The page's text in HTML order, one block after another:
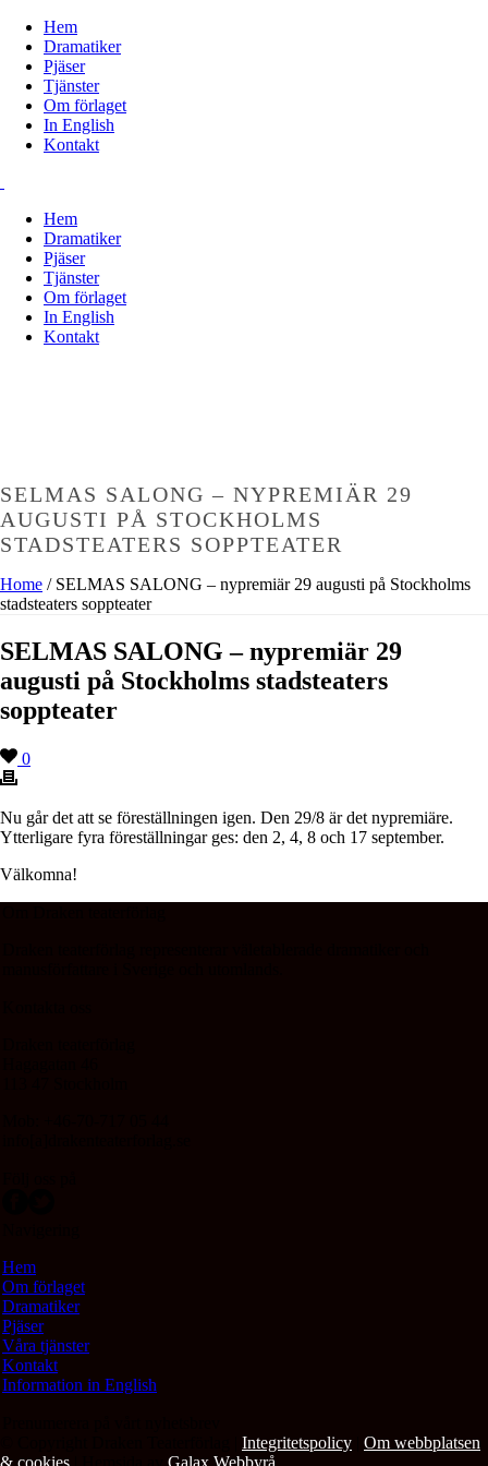
Hem
Dramatiker
Pjäser
Tjänster
Om förlaget
In English
Kontakt
Hem
Dramatiker
Pjäser
Tjänster
Om förlaget
In English
Kontakt
SELMAS SALONG – NYPREMIÄR 29
AUGUSTI PÅ STOCKHOLMS
STADSTEATERS SOPPTEATER
Home / SELMAS SALONG – nypremiär 29 augusti på Stockholms
stadsteaters soppteater
SELMAS SALONG – nypremiär 29
augusti på Stockholms stadsteaters
soppteater
0
Nu går det att se föreställningen igen. Den 29/8 är det nypremiäre.
Ytterligare fyra föreställningar ges: den 2, 4, 8 och 17 september.
Välkomna!
Hem
Om förlaget
Dramatiker
Pjäser
Våra tjänster
Kontakt
Information in English
Integritetspolicy
Om webbplatsen
& cookies
Galax Webbyrå